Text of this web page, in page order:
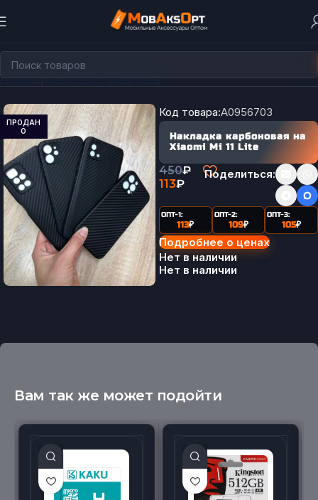
Главная Чехлы для телефонов Накладки карбоновые
ПРОДАН
О
Код товара:A0956703
Накладка карбоновая на
Xiaomi Mi 11 Lite
450₽
113₽
Поделиться:
ОПТ-1:
113₽
ОПТ-2:
109₽
ОПТ-3:
105₽
Подробнее о ценах
Нет в наличии
Нет в наличии
Вам так же может подойти